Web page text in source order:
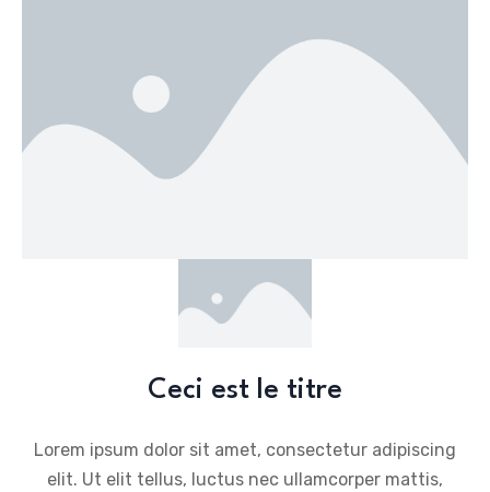
Ceci est le titre
Lorem ipsum dolor sit amet, consectetur adipiscing
elit. Ut elit tellus, luctus nec ullamcorper mattis,